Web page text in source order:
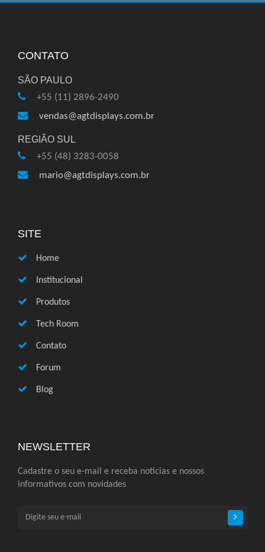
CONTATO
SÃO PAULO
+55 (11) 2896-2490
vendas@agtdisplays.com.br
REGIÃO SUL
+55 (48) 3283-0058
mario@agtdisplays.com.br
SITE
Home
Institucional
Produtos
Tech Room
Contato
Forum
Blog
NEWSLETTER
Cadastre o seu e-mail e receba noticias e nossos
informativos com novidades